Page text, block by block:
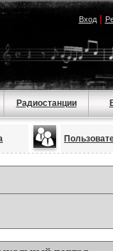
Вход|
Радиостанции